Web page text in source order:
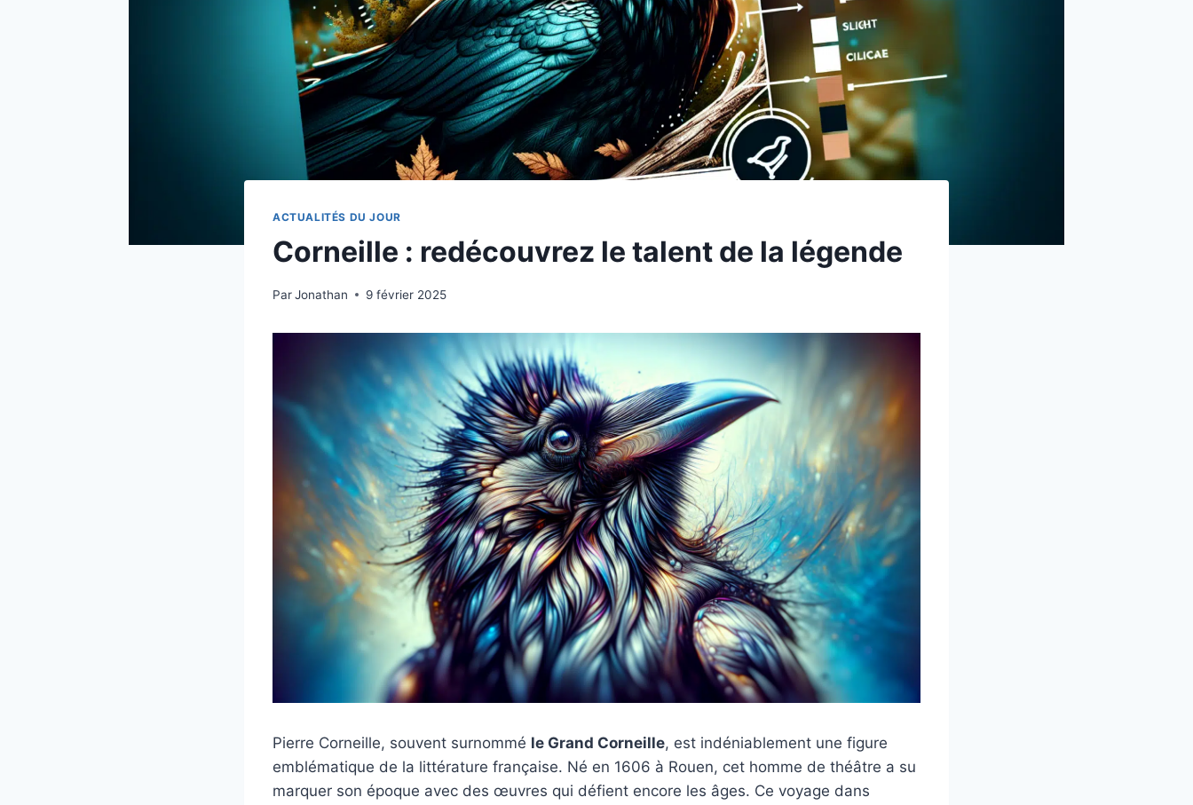
ACTUALITÉS DU JOUR
Corneille : redécouvrez le talent de la légende
ParJonathan 9 février 2025
Pierre Corneille, souvent surnommé le Grand Corneille, est indéniablement une figure
emblématique de la littérature française. Né en 1606 à Rouen, cet homme de théâtre a su
marquer son époque avec des œuvres qui défient encore les âges. Ce voyage dans